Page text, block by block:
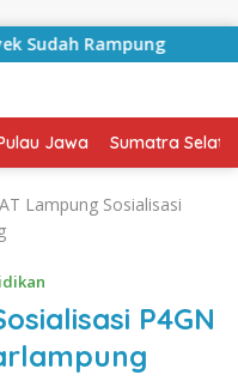
Rampung
Jawa Sumatra
Lampung Sosialisasi
P4GN